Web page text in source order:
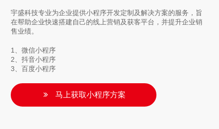
宇盛科技专业为企业提供小程序开发定制及解决方案的服务，旨
在帮助企业快速搭建自己的线上营销及获客平台，并提升企业销
售业绩。
1、微信小程序
2、抖音小程序
3、百度小程序
马上获取小程序方案